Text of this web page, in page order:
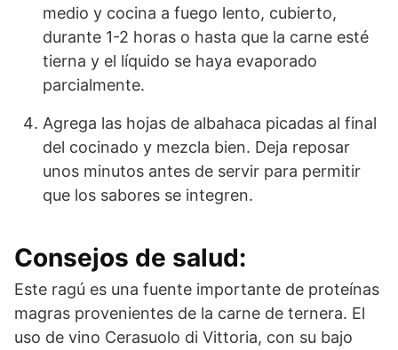
medio y cocina a fuego lento, cubierto,
durante 1-2 horas o hasta que la carne esté
tierna y el líquido se haya evaporado
parcialmente.
Agrega las hojas de albahaca picadas al final
del cocinado y mezcla bien. Deja reposar
unos minutos antes de servir para permitir
que los sabores se integren.
Consejos de salud:
Este ragú es una fuente importante de proteínas
magras provenientes de la carne de ternera. El
uso de vino Cerasuolo di Vittoria, con su bajo